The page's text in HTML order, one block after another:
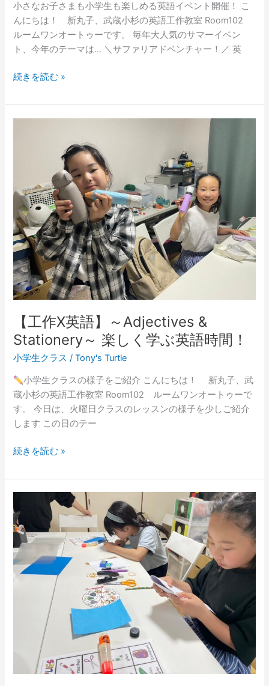
小さなお子さまも小学生も楽しめる英語イベント開催！ こ
んにちは！ 新丸子、武蔵小杉の英語工作教室 Room102
ルームワンオートゥーです。 毎年大人気のサマーイベン
ト、今年のテーマは… ＼サファリアドベンチャー！／ 英
続きを読む »
【工作X英語】～Adjectives &
Stationery～ 楽しく学ぶ英語時間！
小学生クラス /Tony's Turtle
小学生クラスの様子をご紹介 こんにちは！ 新丸子、武
蔵小杉の英語工作教室 Room102 ルームワンオートゥーで
す。 今日は、火曜日クラスのレッスンの様子を少しご紹介
します この日のテー
～
Adjectives
&
Stationery
～
楽
し
く
英
語
間！
続きを読む »
作
x
英
語】
新
ト！